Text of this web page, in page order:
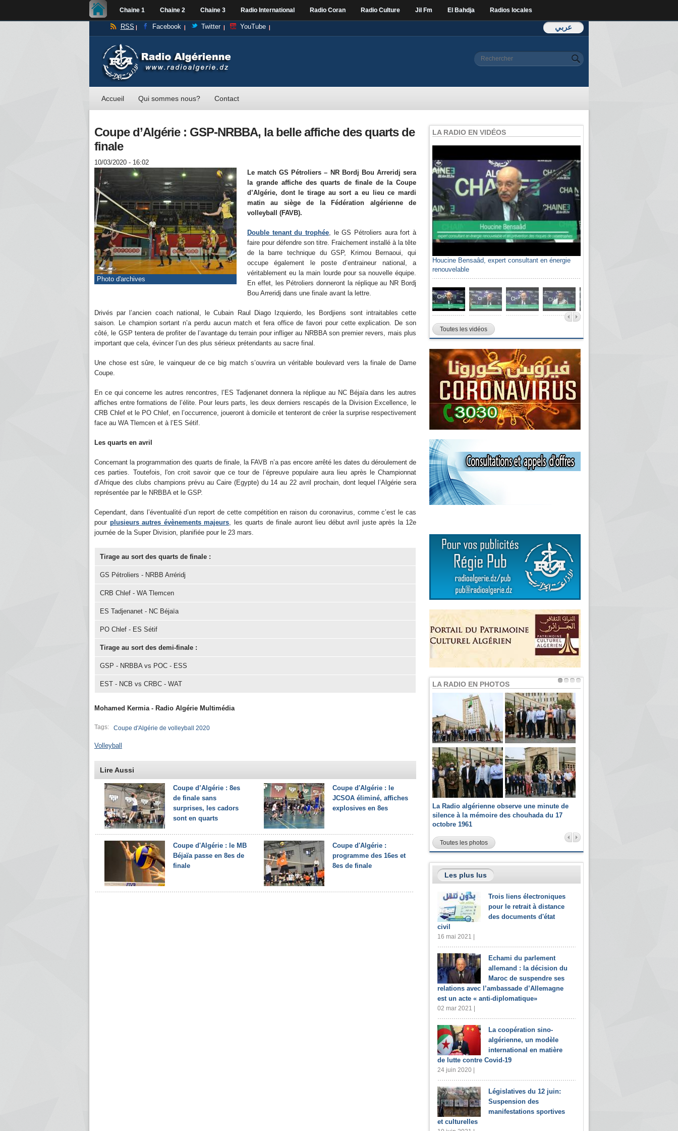
Chaine 1 Chaine 2 Chaine 3 Radio International Radio Coran Radio Culture Jil Fm El Bahdja Radios locales
عربي RSS Facebook Twitter YouTube
Formulaire de
Rechercher
Accueil Qui sommes nous? Contact
Coupe d’Algérie : GSP-NRBBA, la belle affiche des quarts de
finale
10/03/2020 - 16:02
Photo d'archives
Le match GS Pétroliers – NR Bordj Bou Arreridj sera
la grande affiche des quarts de finale de la Coupe
d’Algérie, dont le tirage au sort a eu lieu ce mardi
matin au siège de la Fédération algérienne de
volleyball (FAVB).
Double tenant du trophée, le GS Pétroliers aura fort à
faire pour défendre son titre. Fraichement installé à la tête
de la barre technique du GSP, Krimou Bernaoui, qui
occupe également le poste d’entraineur national, a
véritablement eu la main lourde pour sa nouvelle équipe.
En effet, les Pétroliers donneront la réplique au NR Bordj
Bou Arreridj dans une finale avant la lettre.
Drivés par l’ancien coach national, le Cubain Raul Diago Izquierdo, les Bordjiens sont intraitables cette
saison. Le champion sortant n’a perdu aucun match et fera office de favori pour cette explication. De son
côté, le GSP tentera de profiter de l’avantage du terrain pour infliger au NRBBA son premier revers, mais plus
important que cela, évincer l’un des plus sérieux prétendants au sacre final.
Une chose est sûre, le vainqueur de ce big match s’ouvrira un véritable boulevard vers la finale de Dame
Coupe.
En ce qui concerne les autres rencontres, l’ES Tadjenanet donnera la réplique au NC Béjaïa dans les autres
affiches entre formations de l’élite. Pour leurs parts, les deux derniers rescapés de la Division Excellence, le
CRB Chlef et le PO Chlef, en l’occurrence, joueront à domicile et tenteront de créer la surprise respectivement
face au WA Tlemcen et à l’ES Sétif.
Les quarts en avril
Concernant la programmation des quarts de finale, la FAVB n’a pas encore arrêté les dates du déroulement de
ces parties. Toutefois, l'on croit savoir que ce tour de l’épreuve populaire aura lieu après le Championnat
d’Afrique des clubs champions prévu au Caire (Egypte) du 14 au 22 avril prochain, dont lequel l’Algérie sera
représentée par le NRBBA et le GSP.
Cependant, dans l’éventualité d’un report de cette compétition en raison du coronavirus, comme c’est le cas
pour plusieurs autres évènements majeurs, les quarts de finale auront lieu début avril juste après la 12e
journée de la Super Division, planifiée pour le 23 mars.
Tirage au sort des quarts de finale :
GS Pétroliers - NRBB Arréridj
CRB Chlef - WA Tlemcen
ES Tadjenanet - NC Béjaïa
PO Chlef - ES Sétif
Tirage au sort des demi-finale :
GSP - NRBBA vs POC - ESS
EST - NCB vs CRBC - WAT
Mohamed Kermia - Radio Algérie Multimédia
Tags: Coupe d'Algérie de volleyball 2020
Volleyball
Lire Aussi
Coupe d’Algérie : 8es
de finale sans
surprises, les cadors
sont en quarts
Coupe d'Algérie : le
JCSOA éliminé, affiches
explosives en 8es
Coupe d'Algérie : le MB
Béjaïa passe en 8es de
finale
Coupe d'Algérie :
programme des 16es et
8es de finale
LA RADIO EN VIDÉOS
Houcine Bensaâd, expert consultant en énergie
renouvelable
Toutes les vidéos
LA RADIO EN PHOTOS
La Radio algérienne observe une minute de
silence à la mémoire des chouhada du 17
octobre 1961
Toutes les photos
Les plus lus
Trois liens électroniques
pour le retrait à distance
des documents d'état
civil
16 mai 2021 |
Echami du parlement
allemand : la décision du
Maroc de suspendre ses
relations avec l’ambassade d’Allemagne
est un acte « anti-diplomatique»
02 mar 2021 |
La coopération sino-
algérienne, un modèle
international en matière
de lutte contre Covid-19
24 juin 2020 |
Législatives du 12 juin:
Suspension des
manifestations sportives
et culturelles